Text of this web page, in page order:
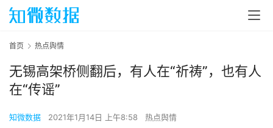
首页 热点舆情
无锡高架桥侧翻后，有人在“祈祷”，也有人
在“传谣”
知微数据 2021年1月14日 上午8:58 热点舆情